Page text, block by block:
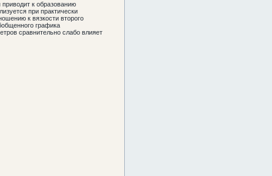
к образованию
при практически
к вязкости второго
графика
сравнительно слабо влияет